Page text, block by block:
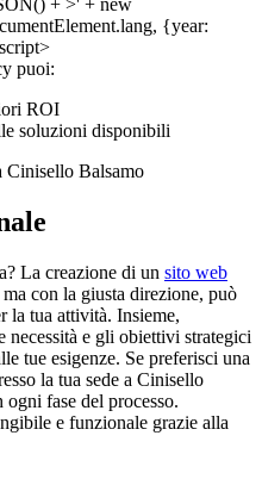
puoi:
ROI
soluzioni disponibili
Cinisello Balsamo
La creazione di un sito web
con la giusta direzione, può
la tua attività. Insieme,
necessità e gli obiettivi strategici
tue esigenze. Se preferisci una
la tua sede a Cinisello
fase del processo.
e funzionale grazie alla